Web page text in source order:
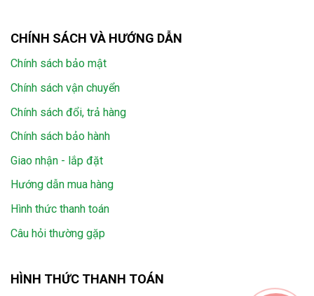
CHÍNH SÁCH VÀ HƯỚNG DẪN
Chính sách bảo mật
Chính sách vận chuyển
Chính sách đổi, trả hàng
Chính sách bảo hành
Giao nhận - lắp đặt
Hướng dẫn mua hàng
Hình thức thanh toán
Câu hỏi thường gặp
HÌNH THỨC THANH TOÁN